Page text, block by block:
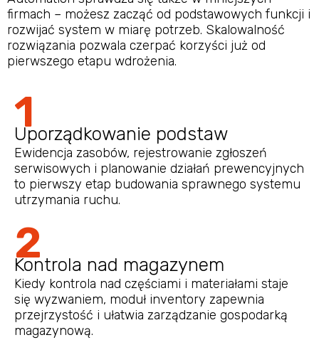
firmach – możesz zacząć od podstawowych funkcji i
rozwijać system w miarę potrzeb. Skalowalność
rozwiązania pozwala czerpać korzyści już od
pierwszego etapu wdrożenia.
1
Uporządkowanie podstaw
Ewidencja zasobów, rejestrowanie zgłoszeń
serwisowych i planowanie działań prewencyjnych
to pierwszy etap budowania sprawnego systemu
utrzymania ruchu.
2
Kontrola nad magazynem
Kiedy kontrola nad częściami i materiałami staje
się wyzwaniem, moduł inventory zapewnia
przejrzystość i ułatwia zarządzanie gospodarką
magazynową.